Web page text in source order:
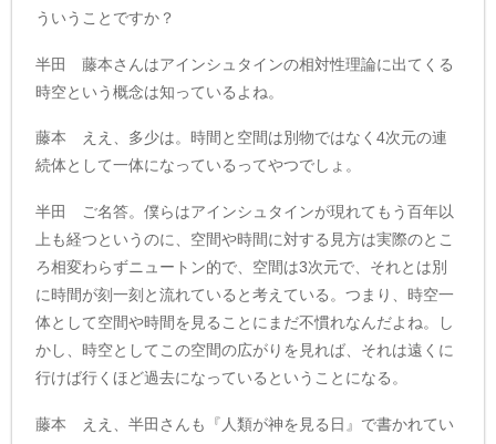
ういうことですか？
半田 藤本さんはアインシュタインの相対性理論に出てくる
時空という概念は知っているよね。
藤本 ええ、多少は。時間と空間は別物ではなく4次元の連
続体として一体になっているってやつでしょ。
半田 ご名答。僕らはアインシュタインが現れてもう百年以
上も経つというのに、空間や時間に対する見方は実際のとこ
ろ相変わらずニュートン的で、空間は3次元で、それとは別
に時間が刻一刻と流れていると考えている。つまり、時空一
体として空間や時間を見ることにまだ不慣れなんだよね。し
かし、時空としてこの空間の広がりを見れば、それは遠くに
行けば行くほど過去になっているということになる。
藤本 ええ、半田さんも『人類が神を見る日』で書かれてい